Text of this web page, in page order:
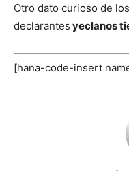
Otro dato curioso de
declarantes yeclanos
[hana-code-insert